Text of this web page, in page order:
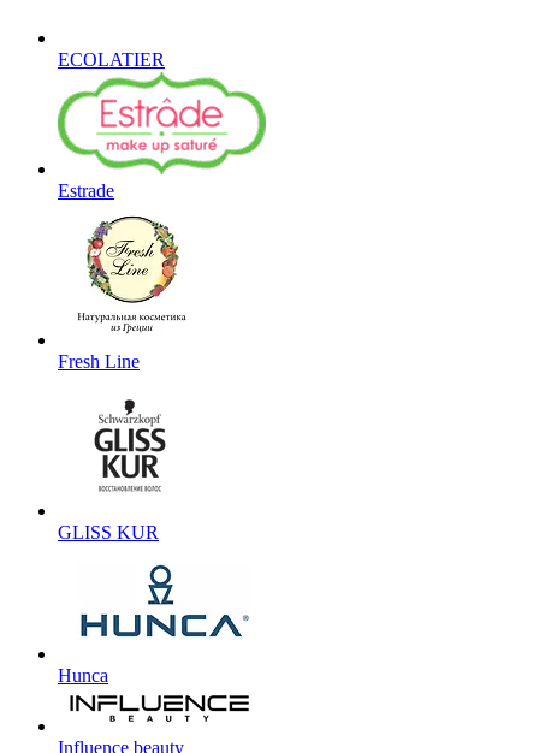
ECOLATIER
Estrade
Fresh Line
GLISS KUR
Hunca
Influence beauty